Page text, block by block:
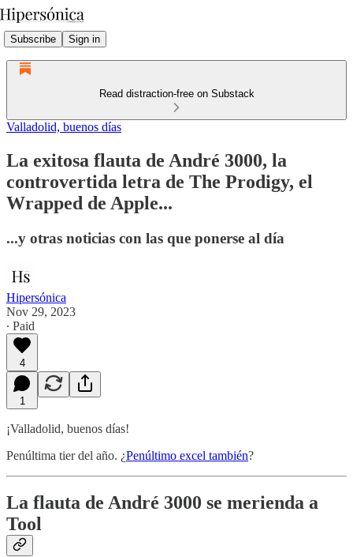
Subscribe Sign in
Read distraction-free on Substack
Valladolid, buenos días
La exitosa flauta de André 3000, la
controvertida letra de The Prodigy, el
Wrapped de Apple...
...y otras noticias con las que ponerse al día
Hipersónica
Nov 29, 2023
∙ Paid
4
1
¡Valladolid, buenos días!
Penúltima tier del año. ¿Penúltimo excel también?
La flauta de André 3000 se merienda a
Tool